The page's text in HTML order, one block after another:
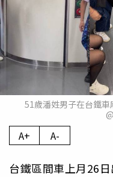
51歲潘姓男子在台鐵
A+ A-
台鐵區間車上月26